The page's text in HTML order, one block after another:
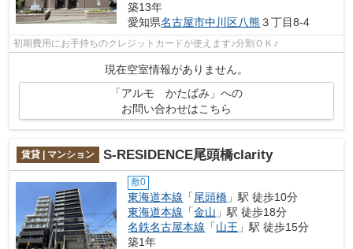
築13年
愛知県名古屋市中川区八熊 ３丁目8-4
初期費用にお手持ちのクレジットカードが使えます♪分割ＯＫ♪
現在空室情報がありません。
「アルモ かたばみ」への
お問い合わせはこちら
賃貸 | マンション S-RESIDENCE尾頭橋clarity
敷0
東海道本線 「尾頭橋 」駅 徒歩10分
東海道本線 「金山 」駅 徒歩18分
名鉄名古屋本線 「山王 」駅 徒歩15分
築1年